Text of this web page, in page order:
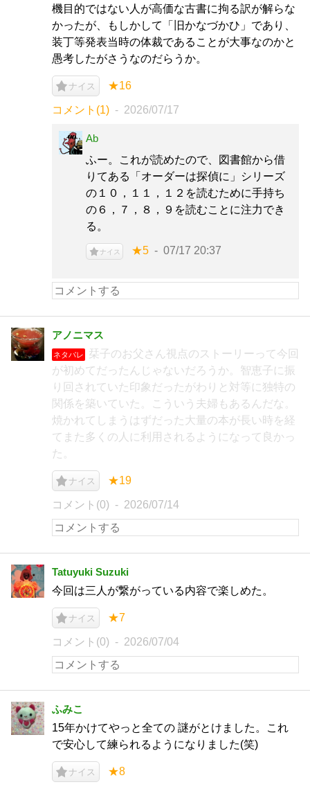
機目的ではない人が高価な古書に拘る訳が解らな
かったが、もしかして「旧かなづかひ」であり、
装丁等発表当時の体裁であることが大事なのかと
愚考したがさうなのだらうか。
ナイス ★16
コメント(1) 2026/07/17
Ab
ふー。これが読めたので、図書館から借
りてある「オーダーは探偵に」シリーズ
の１０，１１，１２を読むために手持ち
の６，７，８，９を読むことに注力でき
る。
ナイス ★5 07/17 20:37
アノニマス
ネタバレ
栞子のお父さん視点のストーリーって今回
が初めてだったんじゃないだろうか。智恵子に振
り回されていた印象だったがわりと対等に独特の
関係を築いていた。こういう夫婦もあるんだな。
焼かれてしまうはずだった大量の本が長い時を経
てまた多くの人に利用されるようになって良かっ
た。
ナイス ★19
コメント(0) 2026/07/14
Tatuyuki Suzuki
今回は三人が繋がっている内容で楽しめた。
ナイス ★7
コメント(0) 2026/07/04
ふみこ
15年かけてやっと全ての 謎がとけました。これ
で安心して練られるようになりました(笑)
ナイス ★8